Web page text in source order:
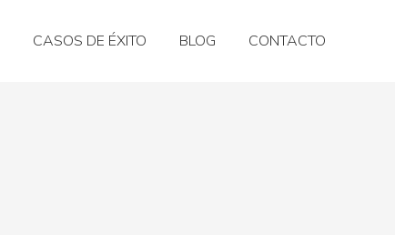
CASOS DE ÉXITO BLOG CONTACTO